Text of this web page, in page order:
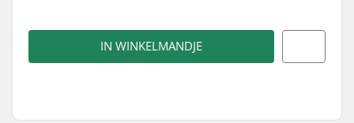
IN WINKELMANDJE